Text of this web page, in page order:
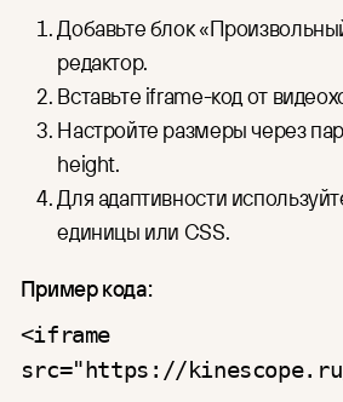
Добавьте блок
редактор.
Вставьте iframe-код от
Настройте размеры через
height.
Для адаптивности
единицы или CSS.
Пример кода:
<iframe
src="https://